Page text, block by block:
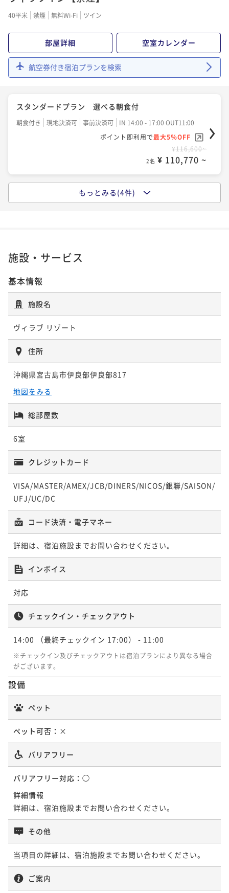
【室数限定】選べるコースディナー＆ＢＢＱ 夕朝食
付
2名 ¥ 91,770 ~
40平米 禁煙 無料Wi-Fi ツイン
部屋詳細 空室カレンダー
航空券付き宿泊プランを検索
スタンダードプラン 選べる朝食付
朝食付き 現地決済可 事前決済可
IN 14:00 - 17:00 OUT11:00
ポイント即利用で最大5％OFF
¥116,600~
2名 ¥ 110,770 ~
【2025.4～グランドメニューリニューアル】スタンダ
スタンダードプラン 夕朝食付き
二食付き 現地決済可 事前決済可
IN 14:00 - 17:00 OUT11:00
¥144,000~
２連泊プラン 選べる朝食付
３連泊プラン 選べる朝食付
朝食付き 現地決済可
ポイント即利用で最大5％OFF
2名 ¥ 294,690 ~
もっとみる(4件)
施設・サービス
基本情報
施設名
ヴィラブ リゾート
住所
沖縄県宮古島市伊良部伊良部817
地図をみる
総部屋数
6室
クレジットカード
VISA/MASTER/AMEX/JCB/DINERS/NICOS/銀聯/SAISON/
UFJ/UC/DC
コード決済・電子マネー
詳細は、宿泊施設までお問い合わせください。
インボイス
対応
チェックイン・チェックアウト
14:00 （最終チェックイン 17:00） - 11:00
※チェックイン及びチェックアウトは宿泊プランにより異なる場合
がございます。
設備
ペット
ペット可否： ×
バリアフリー
バリアフリー対応： ◯
詳細情報
詳細は、宿泊施設までお問い合わせください。
その他
当項目の詳細は、宿泊施設までお問い合わせください。
ご案内